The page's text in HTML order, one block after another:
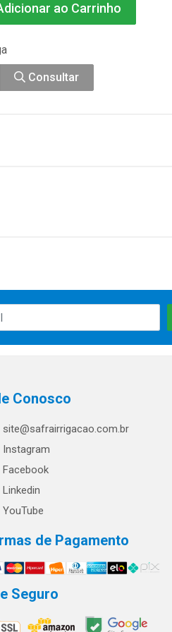
ao Carrinho
Consultar
Conosco
site@safrairrigacao.com.br
Instagram
Facebook
Linkedin
YouTube
de Pagamento
Seguro